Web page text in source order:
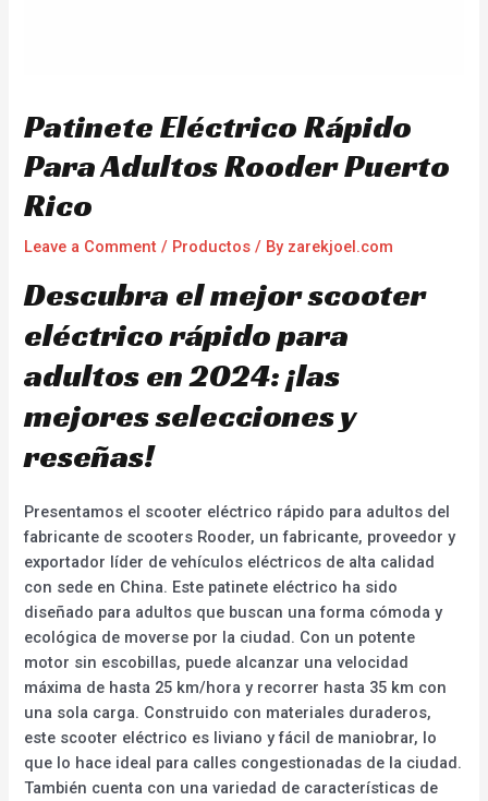
Patinete Eléctrico Rápido
Para Adultos Rooder Puerto
Rico
Leave a Comment / Productos / By zarekjoel.com
Descubra el mejor scooter
eléctrico rápido para
adultos en 2024: ¡las
mejores selecciones y
reseñas!
Presentamos el scooter eléctrico rápido para adultos del
fabricante de scooters Rooder, un fabricante, proveedor y
exportador líder de vehículos eléctricos de alta calidad
con sede en China. Este patinete eléctrico ha sido
diseñado para adultos que buscan una forma cómoda y
ecológica de moverse por la ciudad. Con un potente
motor sin escobillas, puede alcanzar una velocidad
máxima de hasta 25 km/hora y recorrer hasta 35 km con
una sola carga. Construido con materiales duraderos,
este scooter eléctrico es liviano y fácil de maniobrar, lo
que lo hace ideal para calles congestionadas de la ciudad.
También cuenta con una variedad de características de